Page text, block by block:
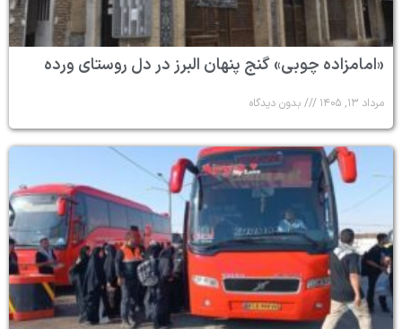
«امامزاده چوبی» گنج پنهان البرز در دل روستای ورده
مرداد ۱۳, ۱۴۰۵ بدون دیدگاه